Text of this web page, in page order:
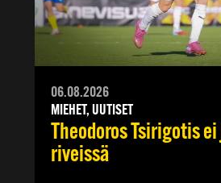
06.08.2026
MIEHET, UUTISET
Theodoros Tsirigotis ei
riveissä